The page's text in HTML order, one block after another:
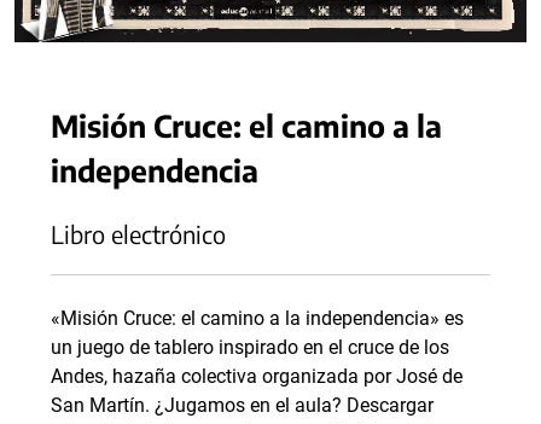
Misión Cruce: el camino a la
independencia
Libro electrónico
«Misión Cruce: el camino a la independencia» es
un juego de tablero inspirado en el cruce de los
Andes, hazaña colectiva organizada por José de
San Martín. ¿Jugamos en el aula? Descargar